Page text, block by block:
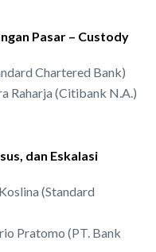
Pasar – Custody
Chartered Bank)
Raharja (Citibank N.A.)
dan Eskalasi
(Standard
Pratomo (PT. Bank